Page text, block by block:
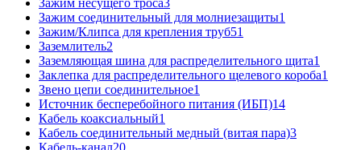
Зажим соединительный для молниезащиты1
Зажим/Клипса для крепления труб51
Заземлитель2
Заземляющая шина для распределительного щита1
Заклепка для распределительного щелевого короба1
Звено цепи соединительное1
Источник бесперебойного питания (ИБП)14
Кабель коаксиальный1
Кабель соединительный медный (витая пара)3
Кабель-канал20